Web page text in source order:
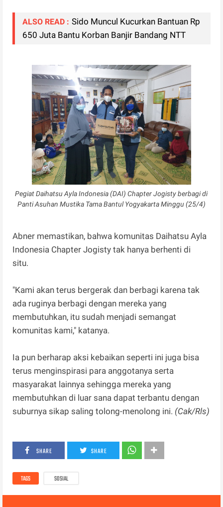
ALSO READ : Sido Muncul Kucurkan Bantuan Rp
650 Juta Bantu Korban Banjir Bandang NTT
Pegiat Daihatsu Ayla Indonesia (DAI) Chapter Jogisty berbagi di
Panti Asuhan Mustika Tama Bantul Yogyakarta Minggu (25/4)
Abner memastikan, bahwa komunitas Daihatsu Ayla
Indonesia Chapter Jogisty tak hanya berhenti di
situ.
"Kami akan terus bergerak dan berbagi karena tak
ada ruginya berbagi dengan mereka yang
membutuhkan, itu sudah menjadi semangat
komunitas kami," katanya.
Ia pun berharap aksi kebaikan seperti ini juga bisa
terus menginspirasi para anggotanya serta
masyarakat lainnya sehingga mereka yang
membutuhkan di luar sana dapat terbantu dengan
suburnya sikap saling tolong-menolong ini. (Cak/Rls)
SHARE SHARE
TAGS SOSIAL